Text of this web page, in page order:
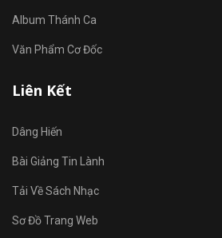
Album Thánh Ca
Văn Phẩm Cơ Đốc
Liên Kết
Dâng Hiến
Bài Giảng Tin Lành
Tải Về Sách Nhạc
Sơ Đồ Trang Web